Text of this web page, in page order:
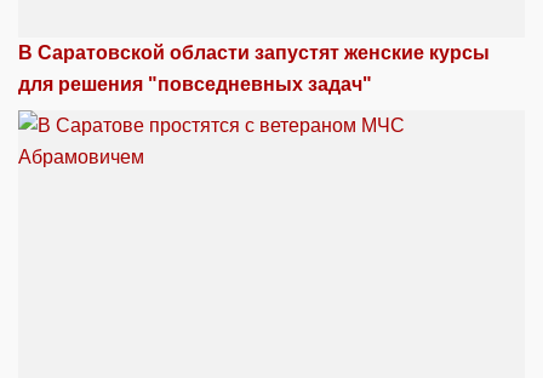
В Саратовской области запустят женские курсы
для решения "повседневных задач"